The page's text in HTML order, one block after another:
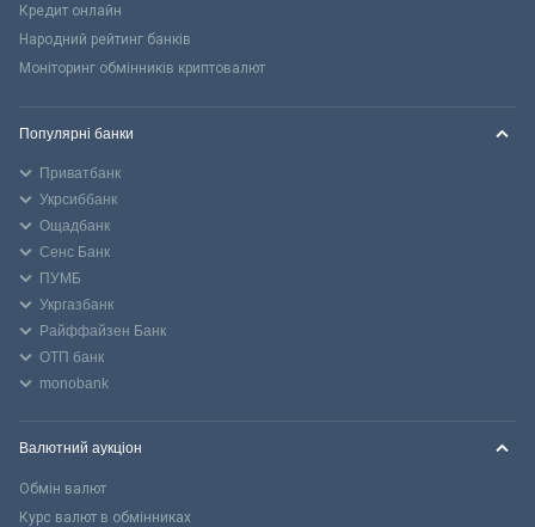
Кредит онлайн
Народний рейтинг банків
Моніторинг обмінників криптовалют
Популярні банки
Приватбанк
Укрсиббанк
Ощадбанк
Сенс Банк
ПУМБ
Укргазбанк
Райффайзен Банк
ОТП банк
monobank
Валютний аукціон
Обмін валют
Курс валют в обмінниках